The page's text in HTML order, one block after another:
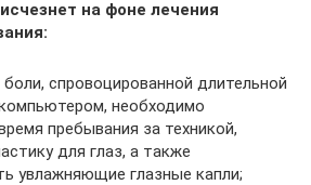
на фоне лечения
боли, спровоцированной длительной
необходимо
пребывания за техникой,
для глаз, а также
увлажняющие глазные капли;